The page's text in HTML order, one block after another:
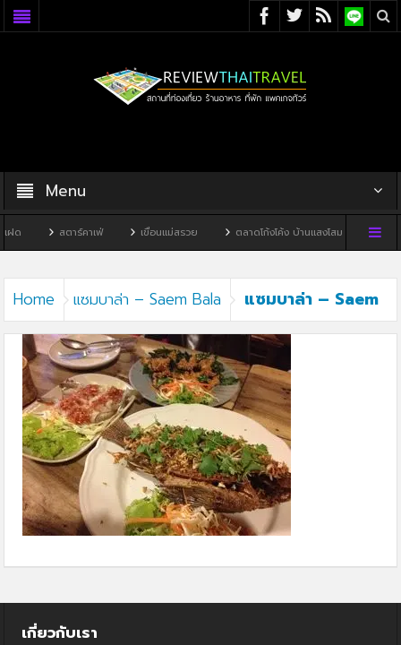
Menu
ด สตาร์คาเฟ่ เขื่อนแม่สรวย ตลาดโก้งโค้ง บ้านแสงโสม ทิวผาค
Home แซมบาล่า – Saem Bala
แซมบาล่า – Saem
Bala3
เกี่ยวกับเรา